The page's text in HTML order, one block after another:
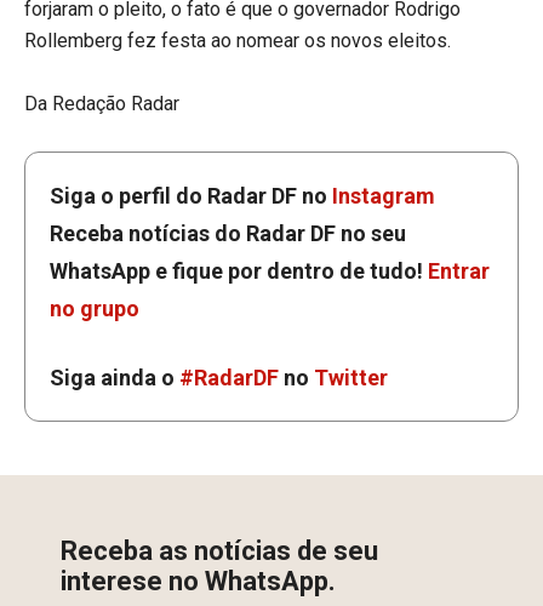
forjaram o pleito, o fato é que o governador Rodrigo
Rollemberg fez festa ao nomear os novos eleitos.
Da Redação Radar
Siga o perfil do Radar DF no Instagram
Receba notícias do Radar DF no seu
WhatsApp e fique por dentro de tudo! Entrar
no grupo
Siga ainda o #RadarDF no Twitter
Receba as notícias de seu
interese no WhatsApp.